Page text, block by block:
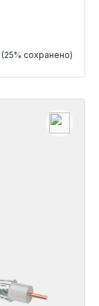
(25% сохранено)